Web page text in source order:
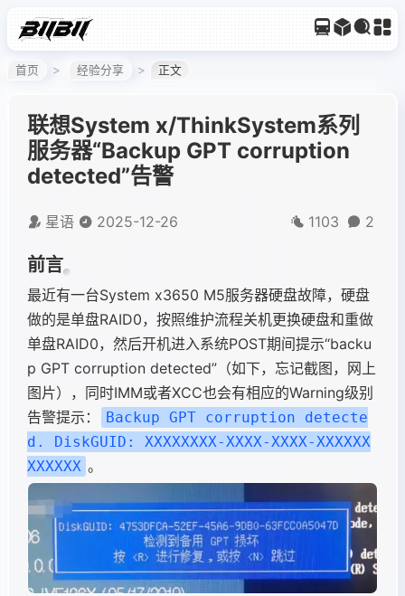
首页 经验分享 正文
联想System x/ThinkSystem系列
服务器“Backup GPT corruption
detected”告警
星语 2025-12-26 1103 2
前言
最近有一台System x3650 M5服务器硬盘故障，硬盘
做的是单盘RAID0，按照维护流程关机更换硬盘和重做
单盘RAID0，然后开机进入系统POST期间提示“backu
p GPT corruption detected”（如下，忘记截图，网上
图片），同时IMM或者XCC也会有相应的Warning级别
告警提示：
Backup GPT corruption detecte
d. DiskGUID: XXXXXXXX-XXXX-XXXX-XXXXXX
XXXXXX 。